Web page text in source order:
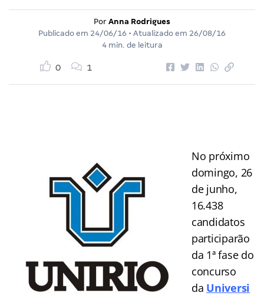
Por Anna Rodrigues
Publicado em 24/06/16 • Atualizado em 26/08/16
4 min. de leitura
0 1
No próximo
domingo, 26
de junho,
16.438
candidatos
participarão
da 1ª fase do
concurso
da Universi